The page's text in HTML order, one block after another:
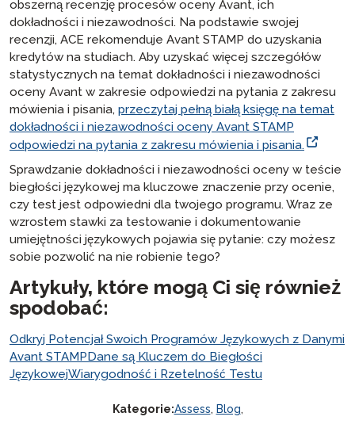
obszerną recenzję procesów oceny Avant, ich
dokładności i niezawodności. Na podstawie swojej
recenzji, ACE rekomenduje Avant STAMP do uzyskania
kredytów na studiach. Aby uzyskać więcej szczegółów
statystycznych na temat dokładności i niezawodności
oceny Avant w zakresie odpowiedzi na pytania z zakresu
mówienia i pisania, przeczytaj pełną białą księgę na temat
dokładności i niezawodności oceny Avant STAMP
odpowiedzi na pytania z zakresu mówienia i pisania.
Sprawdzanie dokładności i niezawodności oceny w teście
biegłości językowej ma kluczowe znaczenie przy ocenie,
czy test jest odpowiedni dla twojego programu. Wraz ze
wzrostem stawki za testowanie i dokumentowanie
umiejętności językowych pojawia się pytanie: czy możesz
sobie pozwolić na nie robienie tego?
Artykuły, które mogą Ci się również
spodobać:
Odkryj Potencjał Swoich Programów Językowych z Danymi
Avant STAMPDane są Kluczem do Biegłości
JęzykowejWiarygodność i Rzetelność Testu
Kategorie:Assess, Blog,